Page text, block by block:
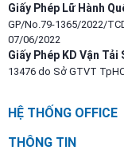
Giấy Phép Lữ Hành
GP/No.79-1365/2022/
07/06/2022
Giấy Phép KD Vận Tải
13476 do Sở GTVT
HỆ THỐNG OFFICE
THÔNG TIN